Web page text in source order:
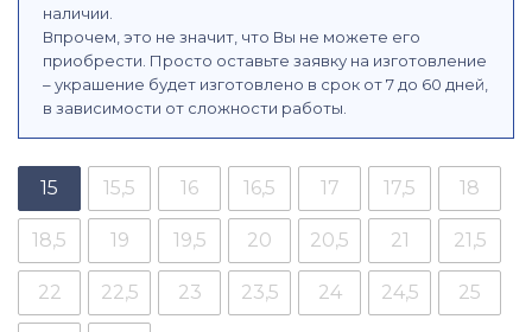
наличии.
Впрочем, это не значит, что Вы не можете его
приобрести. Просто оставьте заявку на изготовление
– украшение будет изготовлено в срок от 7 до 60 дней,
в зависимости от сложности работы.
15 15,5 16 16,5 17 17,5 18
18,5 19 19,5 20 20,5 21 21,5
22 22,5 23 23,5 24 24,5 25